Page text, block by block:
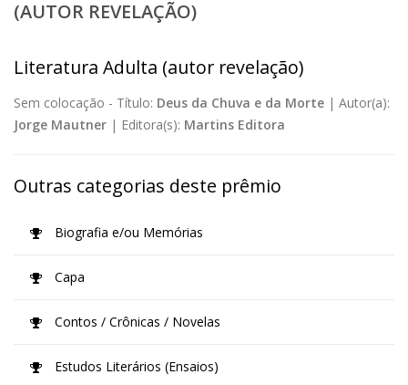
(AUTOR REVELAÇÃO)
Literatura Adulta (autor revelação)
Sem colocação - Título: Deus da Chuva e da Morte | Autor(a):
Jorge Mautner | Editora(s): Martins Editora
Outras categorias deste prêmio
Biografia e/ou Memórias
Capa
Contos / Crônicas / Novelas
Estudos Literários (Ensaios)